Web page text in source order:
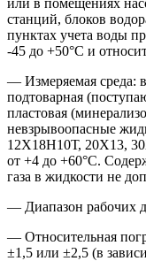
станций, блоков
пунктах учета воды
-45 до +50°С и
— Измеряемая среда:
подтоварная
пластовая
невзрывоопасные
12Х18Н10Т, 20Х13,
от +4 до +60°С.
газа в жидкости не
— Диапазон рабочих
— Относительная
±1,5 или ±2,5 (в